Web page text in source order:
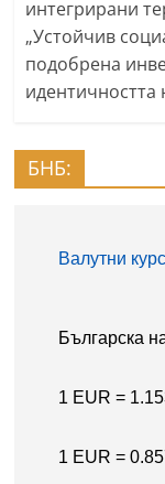
интегрирани
„Устойчив
подобрена
идентичността
БНБ: